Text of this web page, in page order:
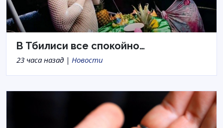
В Тбилиси все спокойно…
23 часа назад | Новости